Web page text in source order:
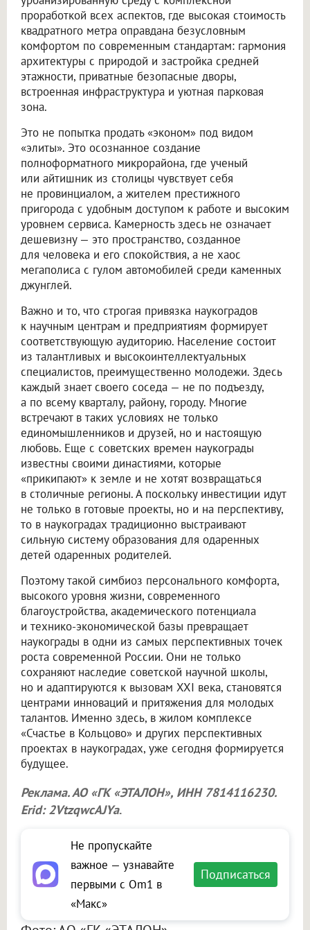
проработкой всех аспектов, где высокая стоимость
квадратного метра оправдана безусловным
комфортом по современным стандартам: гармония
архитектуры с природой и застройка средней
этажности, приватные безопасные дворы,
встроенная инфраструктура и уютная парковая
зона.
Это не попытка продать «эконом» под видом
«элиты». Это осознанное создание
полноформатного микрорайона, где ученый
или айтишник из столицы чувствует себя
не провинциалом, а жителем престижного
пригорода с удобным доступом к работе и высоким
уровнем сервиса. Камерность здесь не означает
дешевизну — это пространство, созданное
для человека и его спокойствия, а не хаос
мегаполиса с гулом автомобилей среди каменных
джунглей.
Важно и то, что строгая привязка наукоградов
к научным центрам и предприятиям формирует
соответствующую аудиторию. Население состоит
из талантливых и высокоинтеллектуальных
специалистов, преимущественно молодежи. Здесь
каждый знает своего соседа — не по подъезду,
а по всему кварталу, району, городу. Многие
встречают в таких условиях не только
единомышленников и друзей, но и настоящую
любовь. Еще с советских времен наукограды
известны своими династиями, которые
«прикипают» к земле и не хотят возвращаться
в столичные регионы. А поскольку инвестиции идут
не только в готовые проекты, но и на перспективу,
то в наукоградах традиционно выстраивают
сильную систему образования для одаренных
детей одаренных родителей.
Поэтому такой симбиоз персонального комфорта,
высокого уровня жизни, современного
благоустройства, академического потенциала
и технико-экономической базы превращает
наукограды в одни из самых перспективных точек
роста современной России. Они не только
сохраняют наследие советской научной школы,
но и адаптируются к вызовам XXI века, становятся
центрами инноваций и притяжения для молодых
талантов. Именно здесь, в жилом комплексе
«Счастье в Кольцово» и других перспективных
проектах в наукоградах, уже сегодня формируется
будущее.
Реклама. АО «ГК «ЭТАЛОН», ИНН 7814116230.
Erid: 2VtzqwcAJYa.
Не пропускайте
важное — узнавайте
первыми с Om1 в
«Макс»
Подписаться